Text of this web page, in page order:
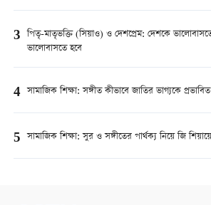
3 পিতৃ-মাতৃভক্তি (সিয়াও) ও দেশপ্রেম: দেশকে
ভালোবাসতে হবে
4 সামাজিক শিক্ষা: সঙ্গীত কীভাবে জাতির ভাগ্যকে
5 সামাজিক শিক্ষা: সুর ও সঙ্গীতের পার্থক্য নিয়ে জি